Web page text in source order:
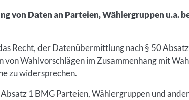
von Daten an Parteien, Wählergruppen u.a.
Recht, der Datenübermittlung nach § 50
Wahlvorschlägen im Zusammenhang mit
zu widersprechen.
1 BMG Parteien, Wählergruppen und